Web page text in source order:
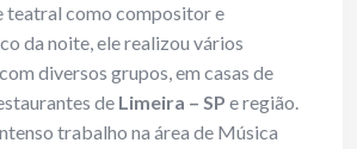
teatral como compositor e
da noite, ele realizou vários
diversos grupos, em casas de
de Limeira – SP e região.
trabalho na área de Música